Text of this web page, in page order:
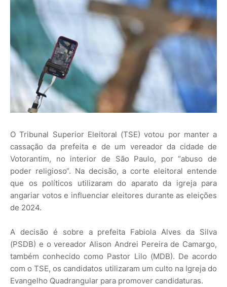
O Tribunal Superior Eleitoral (TSE) votou por manter a
cassação da prefeita e de um vereador da cidade de
Votorantim, no interior de São Paulo, por “abuso de
poder religioso“. Na decisão, a corte eleitoral entende
que os políticos utilizaram do aparato da igreja para
angariar votos e influenciar eleitores durante as eleições
de 2024.
A decisão é sobre a prefeita Fabiola Alves da Silva
(PSDB) e o vereador Alison Andrei Pereira de Camargo,
também conhecido como Pastor Lilo (MDB). De acordo
com o TSE, os candidatos utilizaram um culto na Igreja do
Evangelho Quadrangular para promover candidaturas.